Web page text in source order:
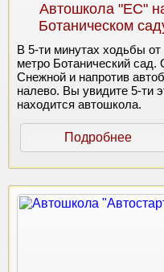
Автошкола "ЕС"
Ботаническом
В 5-ти минутах ходьбы
метро Ботанический
Снежной и напротив
налево. Вы увидите 5-ти
находится автошкола.
Подробнее